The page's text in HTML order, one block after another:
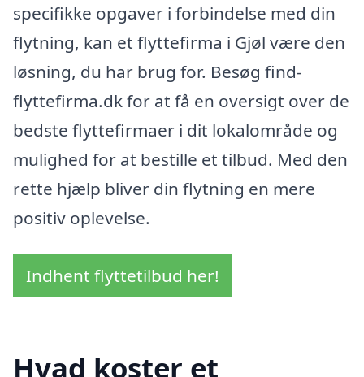
specifikke opgaver i forbindelse med din
flytning, kan et flyttefirma i Gjøl være den
løsning, du har brug for. Besøg find-
flyttefirma.dk for at få en oversigt over de
bedste flyttefirmaer i dit lokalområde og
mulighed for at bestille et tilbud. Med den
rette hjælp bliver din flytning en mere
positiv oplevelse.
Indhent flyttetilbud her!
Hvad koster et